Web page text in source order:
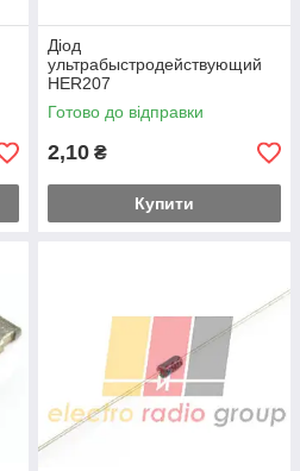
Діод
ультрабыстродействующий
HER207
Готово до відправки
2,10 ₴
Купити